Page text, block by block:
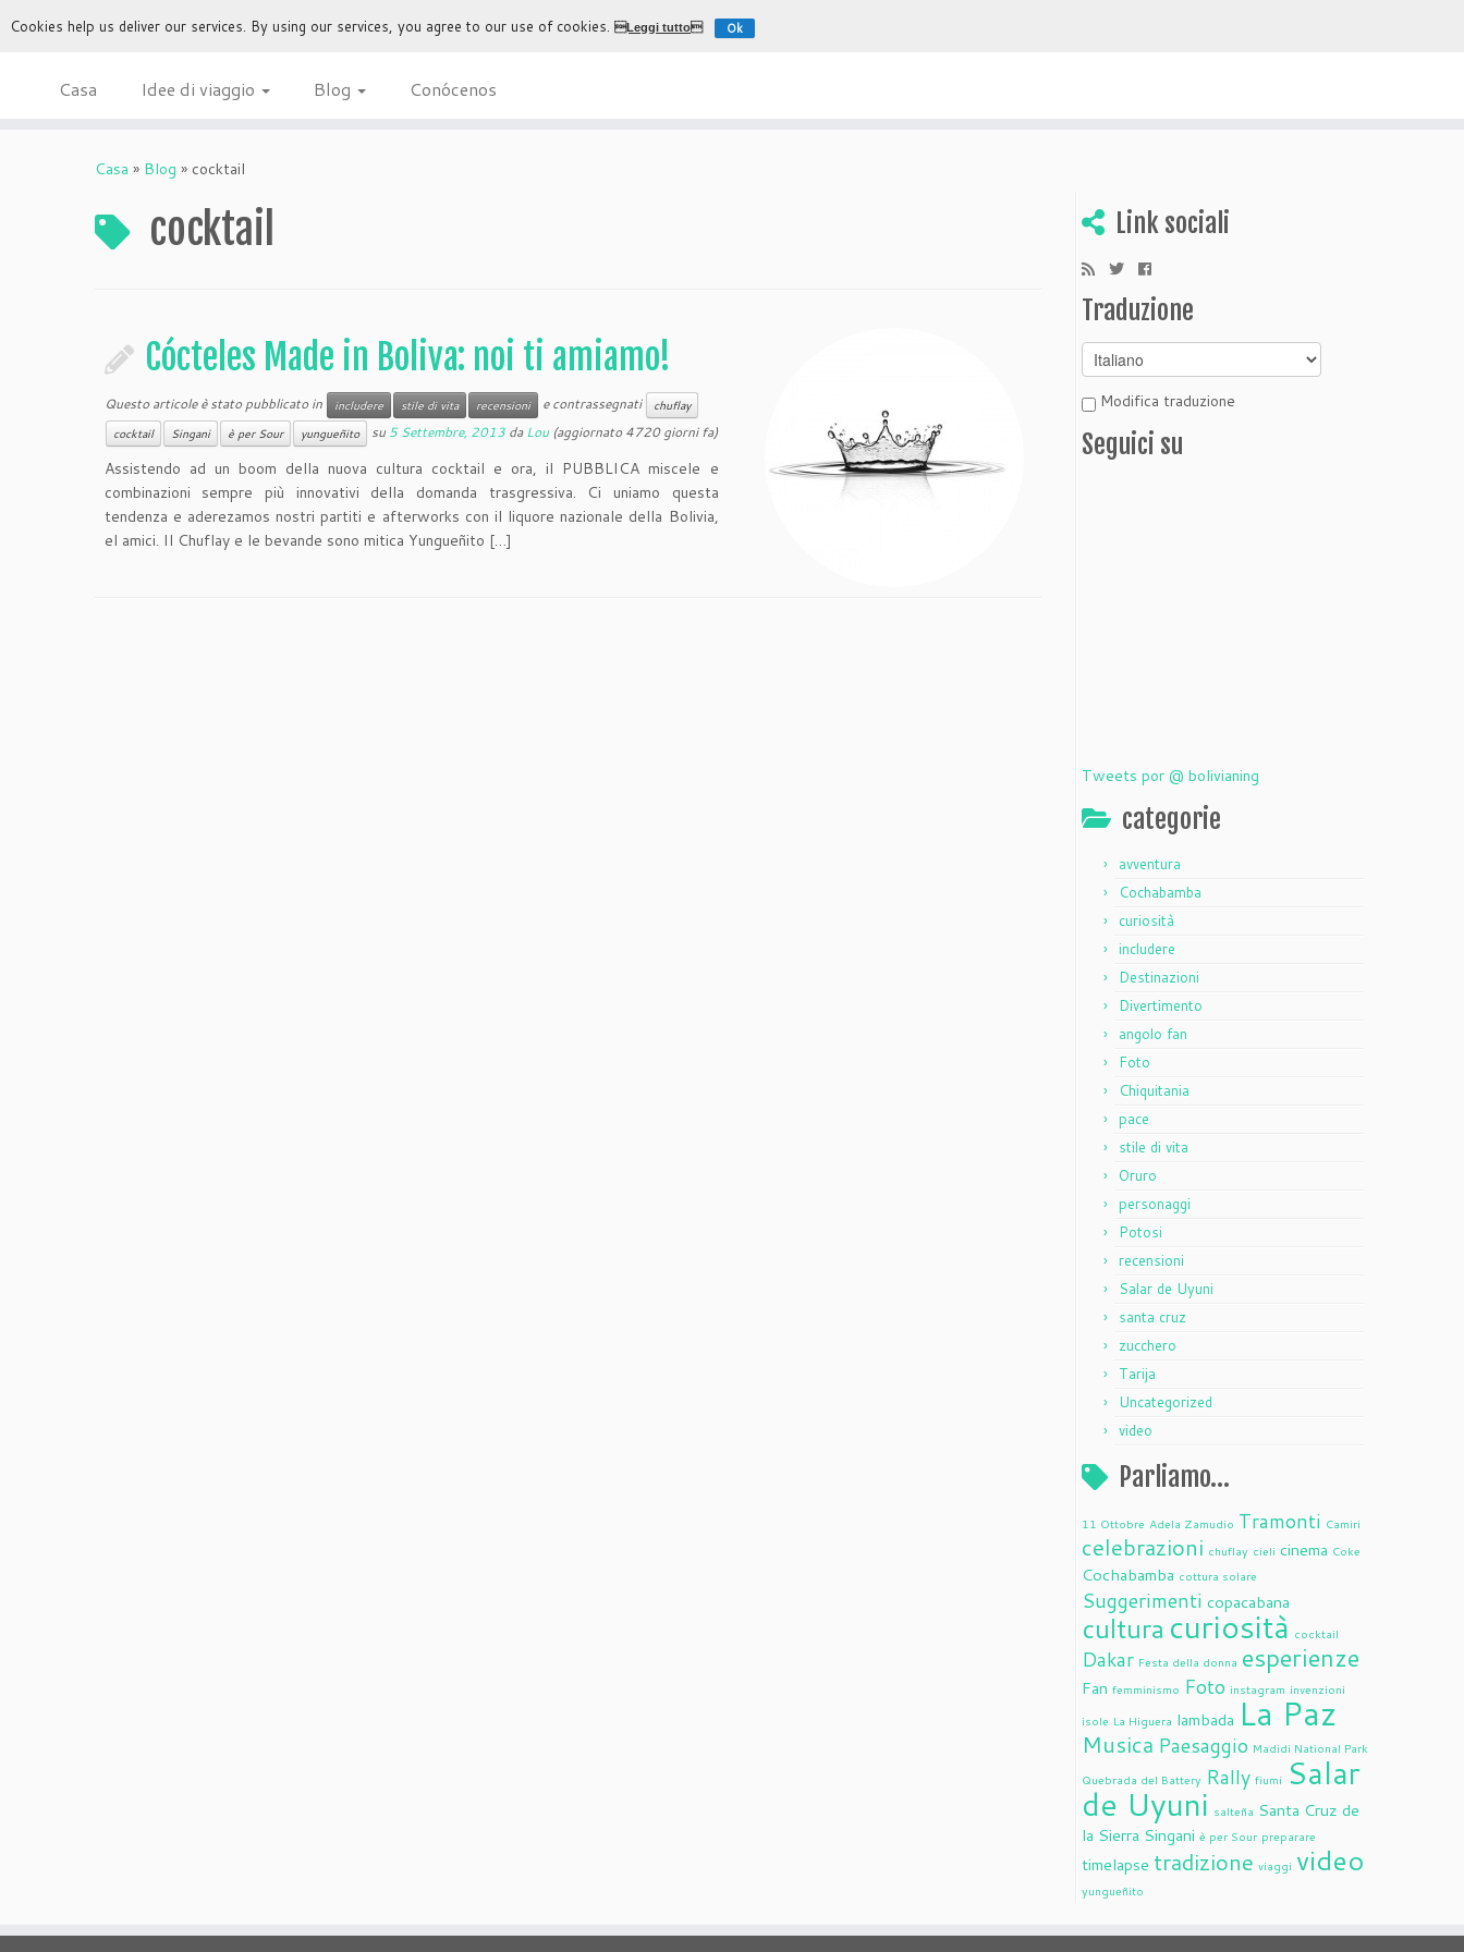
Casa Idee di viaggio Blog Conócenos
Casa » Blog » cocktail
cocktail
Cócteles Made in Boliva: noi ti amiamo!
Questo articole è stato pubblicato in includere stile di vita recensioni e contrassegnati
chuflay
cocktail
Singani è per Sour yungueñito su5 Settembre, 2013 daLou(aggiornato 4720 giorni fa)
Assistendo ad un boom della nuova cultura cocktail e ora, il PUBBLICA miscele e
combinazioni sempre più innovativi della domanda trasgressiva. Ci uniamo questa
tendenza e aderezamos nostri partiti e afterworks con il liquore nazionale della Bolivia,
el amici. Il Chuflay e le bevande sono mitica Yungueñito […]
Link sociali
Traduzione
Modifica traduzione
Seguici su
Tweets por @ bolivianing
categorie
avventura
Cochabamba
curiosità
includere
Destinazioni
Divertimento
angolo fan
Foto
Chiquitania
pace
stile di vita
Oruro
personaggi
Potosi
recensioni
Salar de Uyuni
santa cruz
zucchero
Tarija
Uncategorized
video
Parliamo…
11 Ottobre Adela Zamudio Tramonti Camiri
celebrazioni chuflay cieli cinema Coke
Cochabamba cottura solare
Suggerimenti copacabana
cultura curiosità cocktail
Dakar Festa della donna esperienze
Fan femminismo Foto instagram invenzioni
isole La Higuera lambada La Paz
Musica Paesaggio Madidi National Park
Quebrada del Battery Rally fiumi Salar
de Uyuni salteña Santa Cruz de
la Sierra Singani è per Sour preparare
timelapse tradizione viaggi video
yungueñito
Cookies help us deliver our services. By using our services, you agree to our use of cookies.Leggi tutto Ok